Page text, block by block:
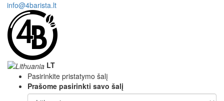
info@4barista.lt
LT
Pasirinkite pristatymo šalį
Prašome pasirinkti savo šalį